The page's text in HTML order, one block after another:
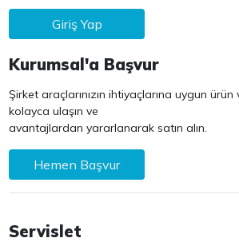
Giriş Yap
Kurumsal'a Başvur
Şirket araçlarınızın ihtiyaçlarına uygun
kolayca ulaşın ve
avantajlardan yararlanarak satın alın.
Hemen Başvur
Servislet